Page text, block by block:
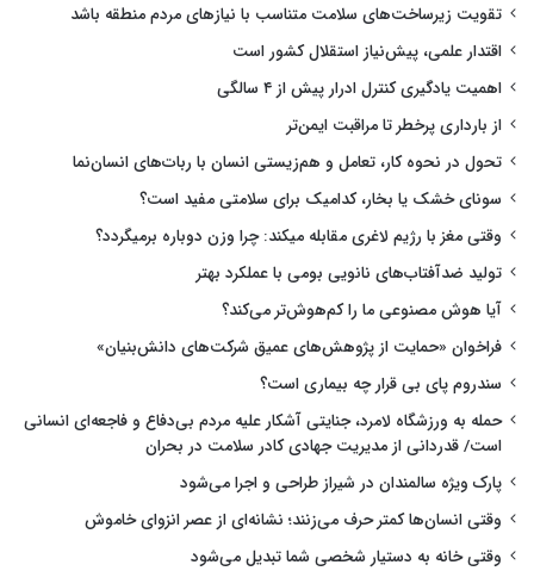
تقویت زیرساخت‌های سلامت متناسب با نیازهای مردم منطقه باشد
اقتدار علمی، پیش‌نیاز استقلال کشور است
اهمیت یادگیری کنترل ادرار پیش از ۴ سالگی
از بارداری پرخطر تا مراقبت ایمن‌تر
تحول در نحوه کار، تعامل و هم‌زیستی انسان با ربات‌های انسان‌نما
سونای خشک یا بخار، کدامیک برای سلامتی مفید است؟
وقتی مغز با رژیم لاغری مقابله میکند: چرا وزن دوباره برمیگردد؟
تولید ضدآفتاب‌های نانویی بومی با عملکرد بهتر
آیا هوش مصنوعی ما را کم‌هوش‌تر می‌کند؟
فراخوان «حمایت از پژوهش‌های عمیق شرکت‌های دانش‌بنیان»
سندروم پای بی قرار چه بیماری است؟
حمله به ورزشگاه لامرد، جنایتی آشکار علیه مردم بی‌دفاع و فاجعه‌ای انسانی
است/ قدردانی از مدیریت جهادی کادر سلامت در بحران
پارک ویژه سالمندان در شیراز طراحی و اجرا می‌شود
وقتی انسان‌ها کمتر حرف می‌زنند؛ نشانه‌ای از عصر انزوای خاموش
وقتی خانه به دستیار شخصی شما تبدیل می‌شود